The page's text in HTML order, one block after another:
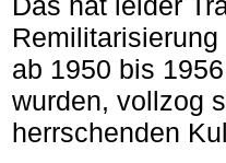
ab 1950 bis
wurden, vollzog
herrschenden